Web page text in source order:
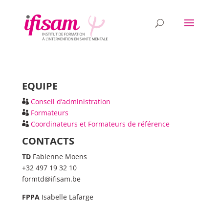
EQUIPE
Conseil d’administration
Formateurs
Coordinateurs et Formateurs de référence
CONTACTS
TD Fabienne Moens
+32 497 19 32 10
formtd@ifisam.be
FPPA Isabelle Lafarge